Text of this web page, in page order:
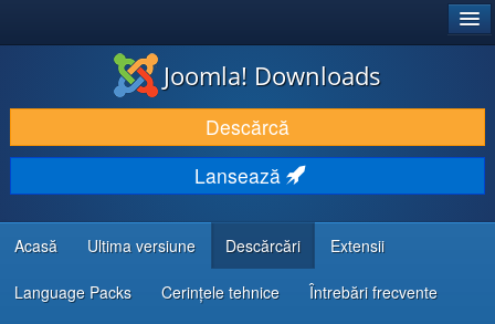
DESCARCĂ & ȘI EXTINDE
DESCOPERĂ & ÎNVAȚĂ
COMUNITATE & SUPORT
RESURSE DEZVOLTATORI
Joomla! Downloads
Descărcă
Lansează
Acasă Ultima versiune Descărcări Extensii
Language Packs Cerințele tehnice Întrebări frecvente